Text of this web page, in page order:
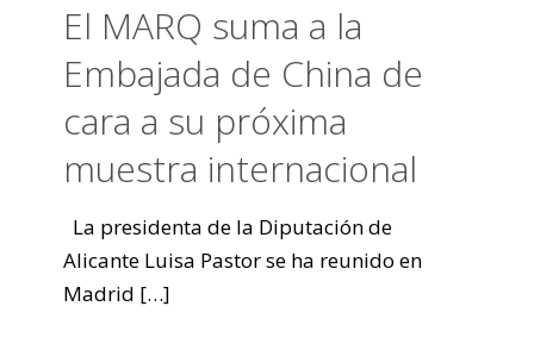
El MARQ suma a la
Embajada de China de
cara a su próxima
muestra internacional
La presidenta de la Diputación de
Alicante Luisa Pastor se ha reunido en
Madrid […]